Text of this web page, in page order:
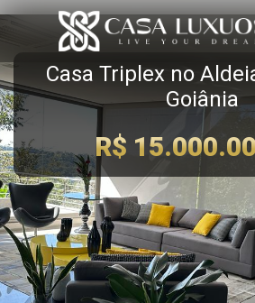
Casa Triplex no
Goiânia
R$